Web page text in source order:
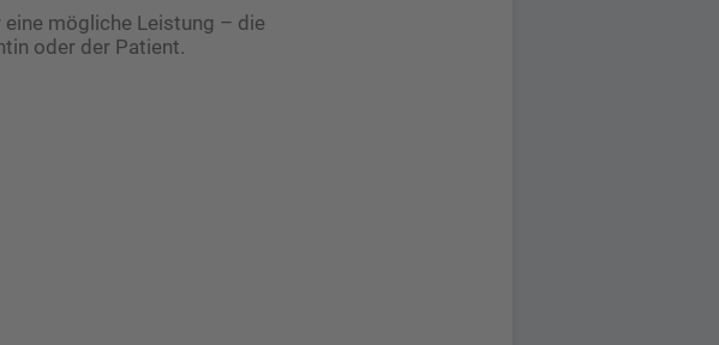
mögliche Leistung – die
oder der Patient.